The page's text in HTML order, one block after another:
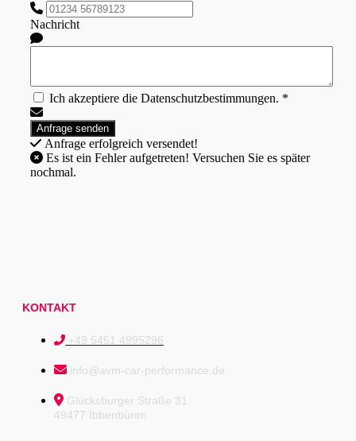
Nachricht
Ich akzeptiere die Datenschutzbestimmungen. *
Anfrage erfolgreich versendet!
nochmal.
KONTAKT
+49 5451 4995296
info@avm-car-performance.de
Glücksburger Straße 31
49477 Ibbenbüren